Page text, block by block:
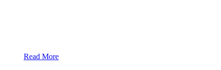
Read More